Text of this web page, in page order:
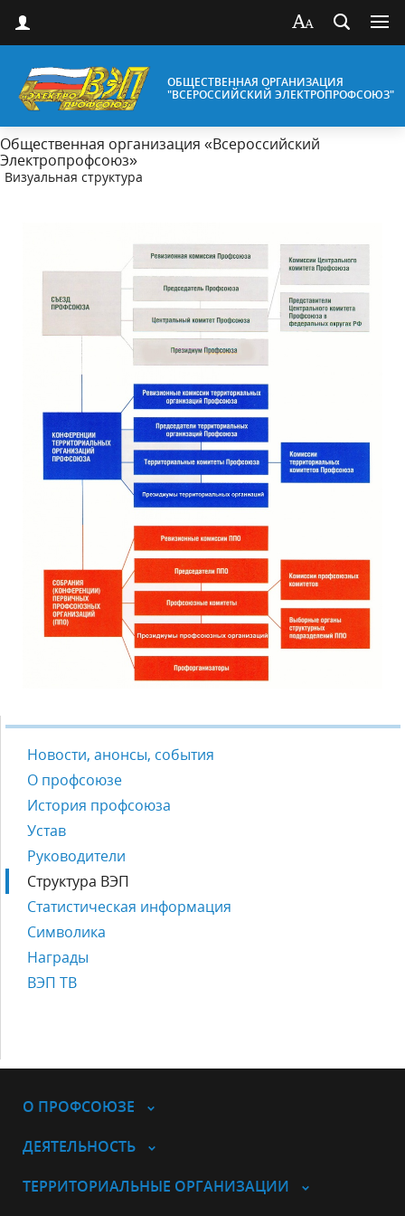
ОБЩЕСТВЕННАЯ ОРГАНИЗАЦИЯ
"ВСЕРОССИЙСКИЙ ЭЛЕКТРОПРОФСОЮЗ"
Общественная организация «Всероссийский
Электропрофсоюз»
Визуальная структура
Новости, анонсы, события
О профсоюзе
История профсоюза
Устав
Руководители
Структура ВЭП
Статистическая информация
Символика
Награды
ВЭП ТВ
О ПРОФСОЮЗЕ
ДЕЯТЕЛЬНОСТЬ
ТЕРРИТОРИАЛЬНЫЕ ОРГАНИЗАЦИИ